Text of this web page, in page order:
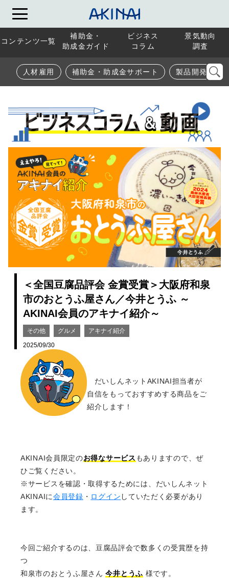
コンテンツ一覧
補助金・
助成金ガイド
ビジネス
コラム
景気動向
調査
人材雇用 補助金・助成金サポート 製品開発
＜全国豆腐品評会 金賞受賞＞大阪府和泉
市のおとうふ屋さん／今井とうふ ～
AKINAI会員のアキナイ紹介～
その他 グルメ
アキナイ紹介
2025/09/30
だいしんネットAKINAI担当者が
自信をもっておすすめする商品をご
紹介します！
AKINAI会員限定のお得なサービス もありますので、ぜ
ひご覧ください。
※サービスを確認・取得するためには、だいしんネット
AKINAIに会員登録 ・ ログイン していただく必要があり
ます。
今回ご紹介するのは、豆腐品評会で数多くの受賞歴を持
つ
和泉市のおとうふ屋さん今井とうふ 様です。